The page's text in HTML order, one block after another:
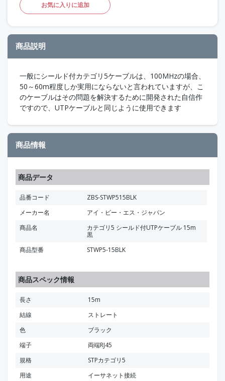
お気に入りに追加
商品説明
一般にシールド付カテゴリ5ケーブルは、100MHzの場合、
50～60m程度しか実用にならないと言われていますが、こ
のケーブルはその問題を解決するために開発された自信作
ですので、UTPケーブルと同じように使用できます
商品情報
商品データ
品番コード
ZBS-STWP515BLK
メーカー名
アイ・ビー・エス・ジャパン
商品名
カテゴリ5 シールド付UTPケーブル 15m
黒
商品型番
STWP5-15BLK
商品スペック情報
長さ
15m
結線
ストレート
色
ブラック
端子
両端RJ45
規格
STPカテゴリ5
用途
イーサネット接続